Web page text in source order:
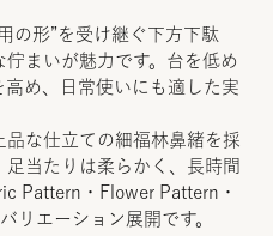
の形”を受け継ぐ下方下駄
まいが魅力です。台を低め
め、日常使いにも適した実
な仕立ての細福林鼻緒を採
当たりは柔らかく、長時間
Pattern・Flower Pattern・
リエーション展開です。